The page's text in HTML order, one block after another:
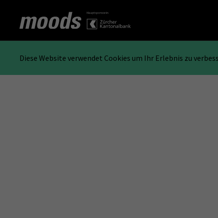
Diese Website verwendet Cookies um Ihr Erlebnis zu